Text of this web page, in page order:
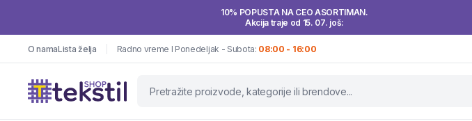
10% POPUSTA NA CEO ASORTIMAN.
Akcija traje od 15. 07. još:
O namaLista želja Radno vreme I Ponedeljak - Subota: 08:00 - 16:00